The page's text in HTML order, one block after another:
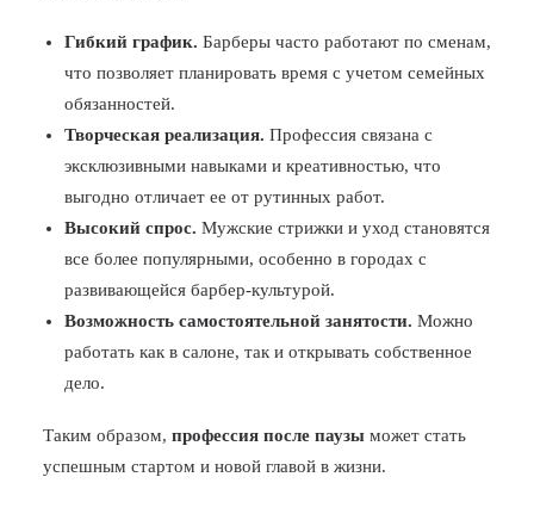
Гибкий график. Барберы часто работают по сменам,
что позволяет планировать время с учетом семейных
обязанностей.
Творческая реализация. Профессия связана с
эксклюзивными навыками и креативностью, что
выгодно отличает ее от рутинных работ.
Высокий спрос. Мужские стрижки и уход становятся
все более популярными, особенно в городах с
развивающейся барбер-культурой.
Возможность самостоятельной занятости. Можно
работать как в салоне, так и открывать собственное
дело.
Таким образом, профессия после паузы может стать
успешным стартом и новой главой в жизни.